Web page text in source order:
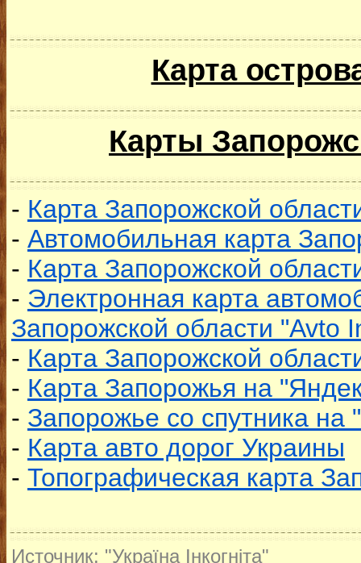
Карта
Карты
- Карта Запорожской
- Автомобильная карта
- Карта Запорожской
- Электронная карта
Запорожской области "Avto
- Карта Запорожской
- Карта Запорожья на
- Запорожье со спутника на
- Карта авто дорог Украины
- Топографическая карта
Источник: "Україна Інкогніта"